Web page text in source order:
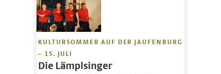
KULTURSOMMER AUF DER JAUFENBURG
– 15. JULI
Die Lämplsinger